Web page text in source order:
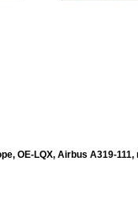
OE-LQX, Airbus A319-